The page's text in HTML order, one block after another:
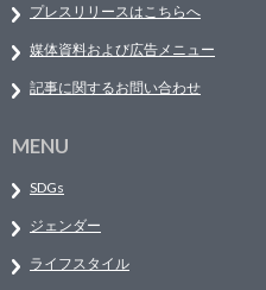
プレスリリースはこちらへ
媒体資料および広告メニュー
記事に関するお問い合わせ
MENU
SDGs
ジェンダー
ライフスタイル